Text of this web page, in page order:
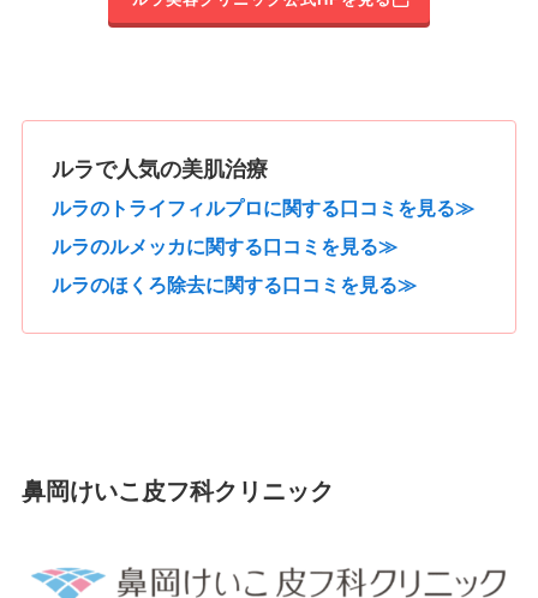
ルラで人気の美肌治療
ルラのトライフィルプロに関する口コミを見る≫
ルラのルメッカに関する口コミを見る≫
ルラのほくろ除去に関する口コミを見る≫
鼻岡けいこ皮フ科クリニック